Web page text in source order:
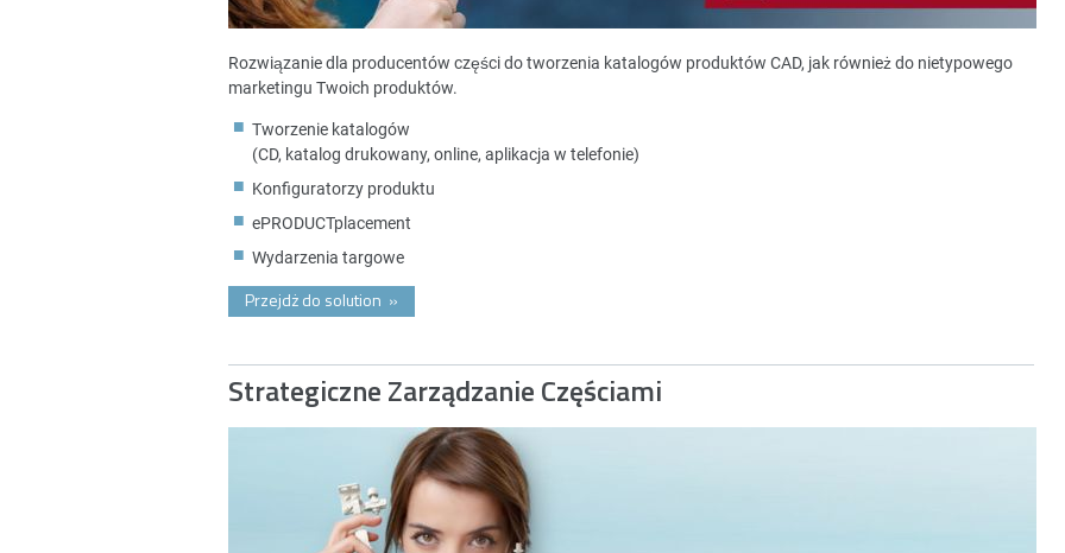
Rozwiązanie dla producentów części do tworzenia katalogów produktów CAD, jak również do nietypowego
marketingu Twoich produktów.
Tworzenie katalogów
(CD, katalog drukowany, online, aplikacja w telefonie)
Konfiguratorzy produktu
ePRODUCTplacement
Wydarzenia targowe
Przejdż do solution »
Strategiczne Zarządzanie Częściami